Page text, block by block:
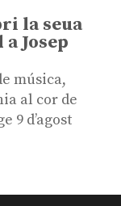
la seua
Josep
música,
al cor de
9 d’agost